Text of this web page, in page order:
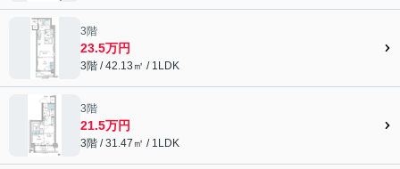
3階
23.5万円
3階 / 42.13㎡ / 1LDK
3階
21.5万円
3階 / 31.47㎡ / 1LDK